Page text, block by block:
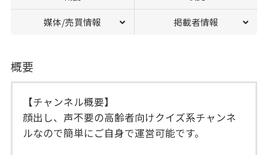
媒体/売買情報 掲載者情報
概要
【チャンネル概要】
顔出し、声不要の高齢者向けクイズ系チャンネ
ルなので簡単にご自身で運営可能です。